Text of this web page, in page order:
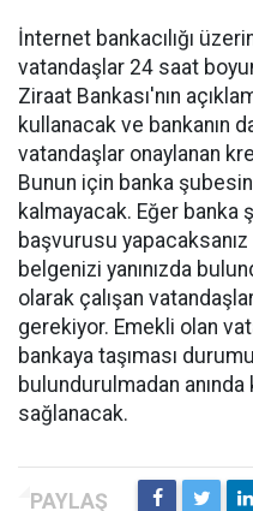
İnternet bankacılığı
vatandaşlar 24 saat
Ziraat Bankası'nın
kullanacak ve bankanın
vatandaşlar onaylanan
Bunun için banka
kalmayacak. Eğer
başvurusu
belgenizi yanınızda
olarak çalışan
gerekiyor. Emekli olan
bankaya taşıması
bulundurulmadan
sağlanacak.